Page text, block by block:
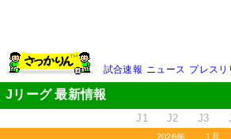
試合速報 ニュース プレスリ
Jリーグ 最新情報
J1 J2 J3
2026年 1月